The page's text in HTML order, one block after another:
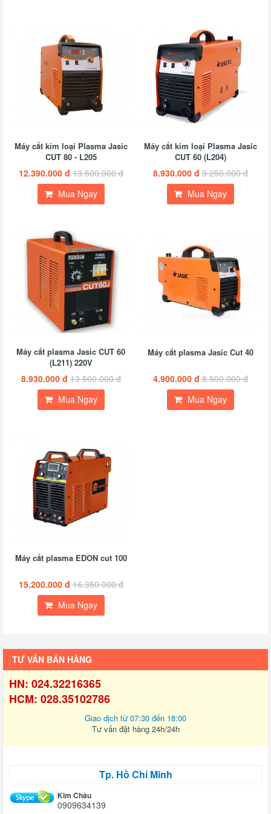
Máy cắt kim loại Plasma Jasic
CUT 80 - L205
12.390.000 đ 13.500.000 đ
Mua Ngay
Máy cắt kim loại Plasma Jasic
CUT 60 (L204)
8.930.000 đ 9.250.000 đ
Mua Ngay
Máy cắt plasma Jasic CUT 60
(L211) 220V
8.930.000 đ 13.500.000 đ
Mua Ngay
Máy cắt plasma Jasic Cut 40
4.900.000 đ 8.500.000 đ
Mua Ngay
Máy cắt plasma EDON cut 100
15.200.000 đ 16.350.000 đ
Mua Ngay
TƯ VẤN BÁN HÀNG
HN: 024.32216365
HCM: 028.35102786
Giao dịch từ 07:30 đến 18:00
Tư vấn đặt hàng 24h/24h
Tp. Hồ Chí Minh
Kim Châu
0909634139